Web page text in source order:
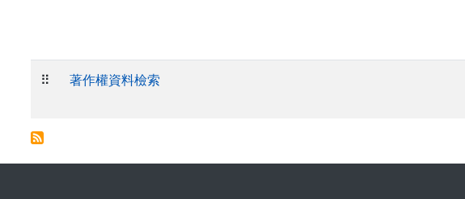
⠿ 著作權資料檢索